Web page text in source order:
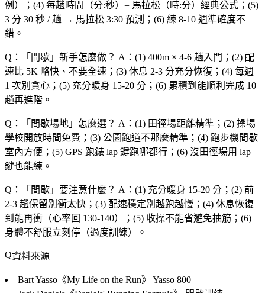
例）；(4) 每趟時間（分:秒）= 馬拉松（時:分）經典公式；(5)
3 分 30 秒 / 趟 → 馬拉松 3:30 預測；(6) 練 8-10 週準確度不
錯。
Q：「 間歇 」新手怎麼做？ A：(1) 400m × 4-6 趟入門；(2) 配
速比 5K 略快、不要全速；(3) 休息 2-3 分充分恢復；(4) 每週
1 次別貪心；(5) 充分暖身 15-20 分；(6) 累積到能順利完成 10
趟再進階。
Q：「 間歇場地 」怎麼選？ A：(1) 田徑場距離精準；(2) 操場
學校開放時間免費；(3) 公園跑道不那麼精準；(4) 跑步機間歇
室內方便；(5) GPS 跑錶 lap 鍵跑哪都行；(6) 沒田徑場用 lap
鍵也能練。
Q：「 間歇 」要注意什麼？ A：(1) 充分暖身 15-20 分；(2) 前
2-3 趟保留別衝太快；(3) 配速穩定別越跑越慢；(4) 休息恢復
到能再衝（心率回 130-140）；(5) 收操不能省避免抽筋；(6)
身體不舒服立刻停（過度訓練）。
資料來源
Bart Yasso《My Life on the Run》
Yasso 800